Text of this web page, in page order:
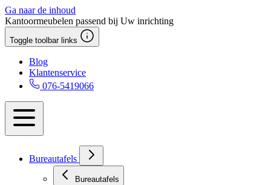
Ga naar de inhoud
Kantoormeubelen passend bij Uw inrichting
Toggle toolbar links
Blog
Klantenservice
076-5419066
Bureautafels
Bureautafels